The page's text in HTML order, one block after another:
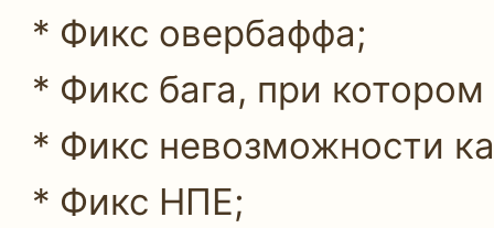
* Фикс овербаффа;
* Фикс бага, при
* Фикс невозможности
* Фикс НПЕ;